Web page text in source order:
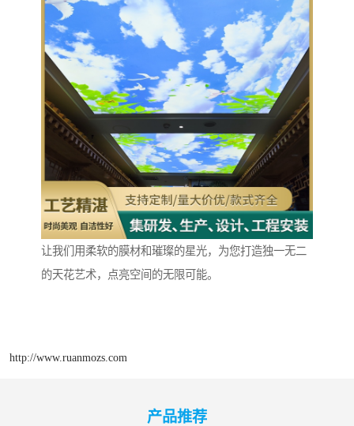
让我们用柔软的膜材和璀璨的星光，为您打造独一无二
的天花艺术，点亮空间的无限可能。
http://www.ruanmozs.com
产品推荐